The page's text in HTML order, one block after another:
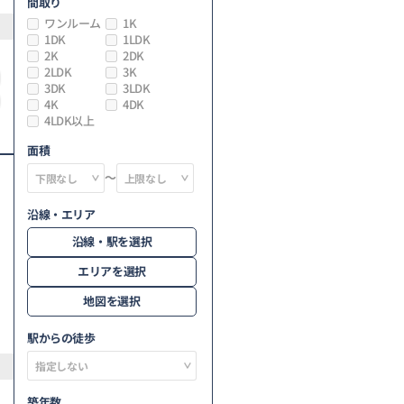
ワンルーム
1K
1DK
1LDK
2K
2DK
2LDK
3K
3DK
3LDK
4K
4DK
4LDK以上
面積
～
沿線・エリア
沿線・駅を選択
エリアを選択
地図を選択
駅からの徒歩